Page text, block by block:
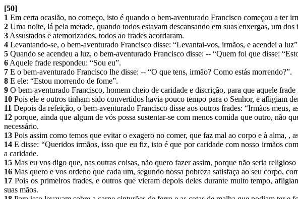
[50]
1 Em certa ocasião, no começo, isto é quando o bem-aventurado Francisco começou a ter
2 Uma noite, lá pela metade, quando todos estavam descansando em suas enxergas, um
3 Assustados e atemorizados, todos ao frades acordaram.
4 Levantando-se, o bem-aventurado Francisco disse: “Levantai-vos, irmãos, e acendei a
5 Quando se acendeu a luz, o bem-aventurado Francisco disse: -- “Quem foi que disse:
6 Aquele frade respondeu: “Sou eu”.
7 E o bem-aventurado Francisco lhe disse: -- “O que tens, irmão? Como estás morrendo?”.
8 E ele: “Estou morrendo de fome”.
9 O bem-aventurado Francisco, homem cheio de caridade e discrição, para que aquele
10 Pois ele e outros tinham sido convertidos havia pouco tempo para o Senhor, e afligiam
11 Depois da refeição, o bem-aventurado Francisco disse aos outros frades: “Irmãos meus,
12 porque, ainda que algum de vós possa sustentar-se com menos comida que outro, não
necessário.
13 Pois assim como temos que evitar o exagero no comer, que faz mal ao corpo e à alma, ,
14 E disse: “Queridos irmãos, isso que eu fiz, isto é que por caridade com nosso irmãos
a caridade.
15 Mas eu vos digo que, nas outras coisas, não quero fazer assim, porque não seria religioso
16 Mas quero e vos ordeno que cada um, segundo nossa pobreza satisfaça ao seu corpo,
17 Pois os primeiros frades, e outros que vieram depois deles durante muito tempo,
suas mãos.